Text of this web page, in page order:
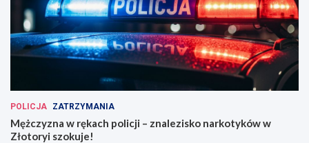
POLICJA ZATRZYMANIA
Mężczyzna w rękach policji – znalezisko narkotyków w
Złotoryi szokuje!